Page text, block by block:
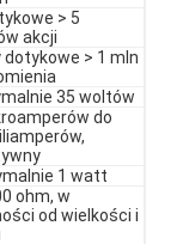
> 5
akcji
dotykowe > 1 mln
35 woltów
do
1 watt
ohm, w
od wielkości i